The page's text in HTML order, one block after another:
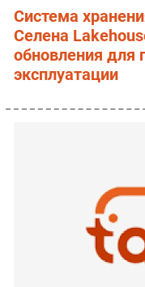
Система
Селена
обновления
эксплуатации